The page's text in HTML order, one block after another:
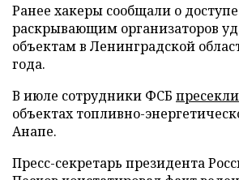
Ранее хакеры сообщали о
раскрывающим организаторов
объектам в Ленинградской
года.
В июле сотрудники ФСБ пресекли
объектах топливно-
Анапе.
Пресс-секретарь президента